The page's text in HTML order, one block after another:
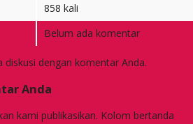
858 kali
Belum ada komentar
dengan komentar Anda.
Anda
kami publikasikan. Kolom bertanda